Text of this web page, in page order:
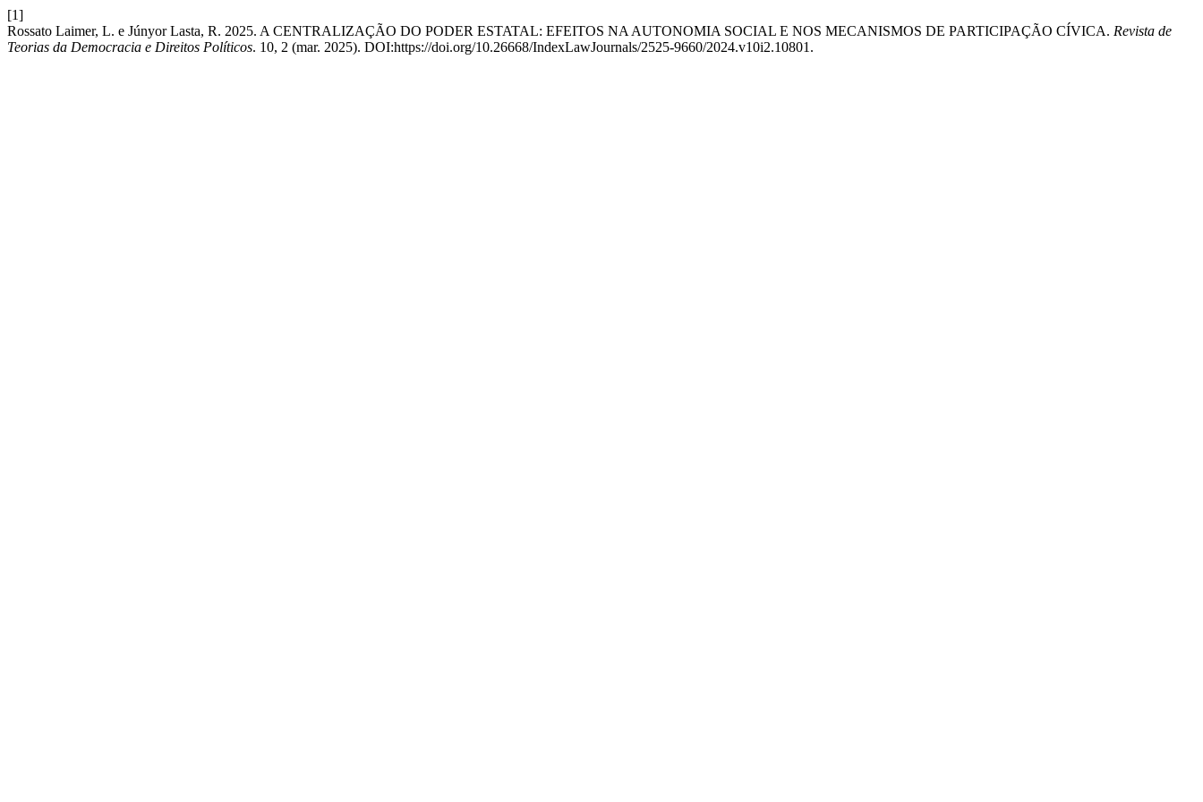
[1]
Rossato Laimer, L. e Júnyor Lasta, R. 2025. A CENTRALIZAÇÃO DO PODER ESTATAL: EFEITOS NA AUTONOMIA SOCIAL E NOS MECANISMOS DE PARTICIPAÇÃO CÍVICA. Revista de
Teorias da Democracia e Direitos Políticos. 10, 2 (mar. 2025). DOI:https://doi.org/10.26668/IndexLawJournals/2525-9660/2024.v10i2.10801.